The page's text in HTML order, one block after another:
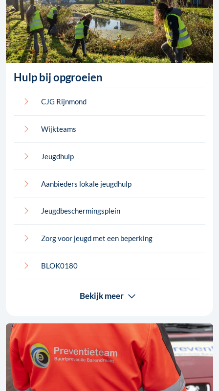
Hulp bij opgroeien
CJG Rijnmond
Wijkteams
Jeugdhulp
Aanbieders lokale jeugdhulp
Jeugdbeschermingsplein
Zorg voor jeugd met een beperking
BLOK0180
Bekijk meer